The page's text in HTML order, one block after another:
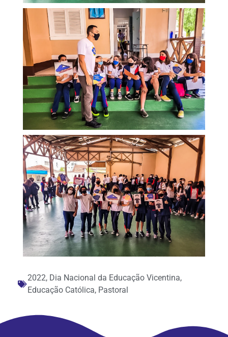
2022, Dia Nacional da Educação Vicentina,
Educação Católica, Pastoral